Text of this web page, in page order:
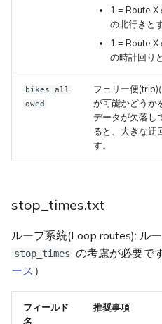
1 = Route X
の北行きと
1 = Route X
の時計回り
bikes_all
owed
フェリー便(trip)
が可能かどうか
データが欠落し
ると、大きな迂
す。
stop_times.txt
ループ系統(Loop routes): ル
stop_times の考慮が必要で
ース ）
フィールド
名
推奨事項